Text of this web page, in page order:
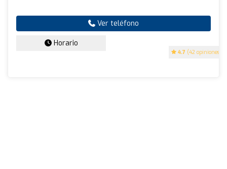
4.7 (42 opiniones)
Ver teléfono
Horario